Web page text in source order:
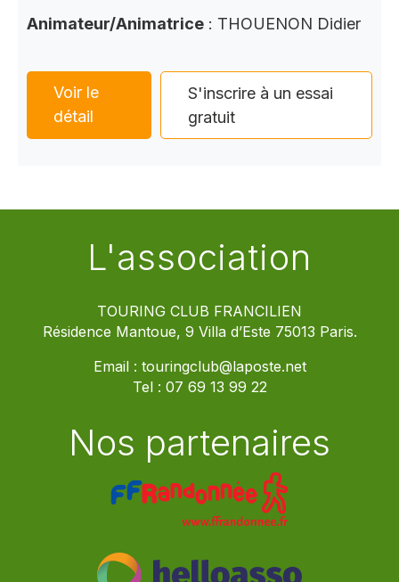
Animateur/Animatrice : THOUENON Didier
Voir le
détail
S'inscrire à un essai
gratuit
L'association
TOURING CLUB FRANCILIEN
Résidence Mantoue, 9 Villa d’Este 75013 Paris.
Email : touringclub@laposte.net
Tel : 07 69 13 99 22
Nos partenaires